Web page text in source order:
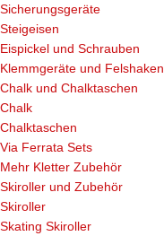
Sicherungsgeräte
Steigeisen
Eispickel und Schrauben
Klemmgeräte und Felshaken
Chalk und Chalktaschen
Chalk
Chalktaschen
Via Ferrata Sets
Mehr Kletter Zubehör
Skiroller und Zubehör
Skiroller
Skating Skiroller